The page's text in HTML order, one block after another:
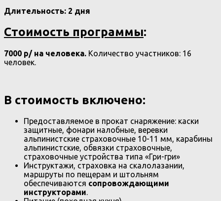
Длительность: 2 дня
Стоимость программы:
7000 р/ на человека. Количество участников: 16
человек.
В стоимость включено:
Предоставляемое в прокат снаряжение: каски
защитные, фонари налобные, веревки
альпинистские страховочные 10-11 мм, карабины
альпинистские, обвязки страховочные,
страховочные устройства типа «Гри-гри»
Инструктажи, страховка на скалолазании,
маршруты по пещерам и штольням
обеспечиваются сопровождающими
инструкторами.